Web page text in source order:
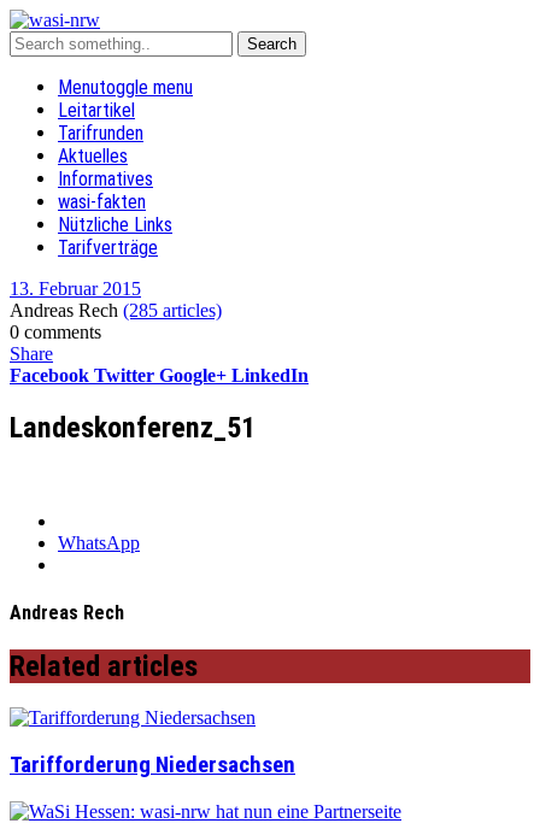
Menutoggle menu
Leitartikel
Tarifrunden
Aktuelles
Informatives
wasi-fakten
Nützliche Links
Tarifverträge
13. Februar 2015
Andreas Rech (285 articles)
0 comments
Share
Facebook Twitter Google+ LinkedIn
Landeskonferenz_51
WhatsApp
Andreas Rech
Related articles
Tarifforderung Niedersachsen